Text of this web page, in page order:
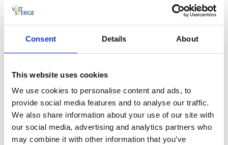
Consent Details About
This website uses cookies
We use cookies to personalise content and ads, to
provide social media features and to analyse our traffic.
We also share information about your use of our site with
our social media, advertising and analytics partners who
may combine it with other information that you’ve
Fotograf:Roger Borgelid
Väl tillbaka på Sydkoster så kan du passa på att
upptäcka mer av ön. Ett tips ärnaturum Kosterhavet